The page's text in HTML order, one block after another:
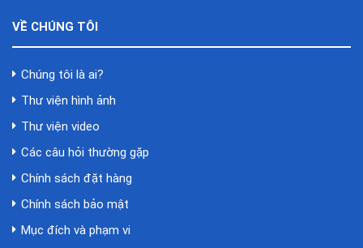
VỀ CHÚNG TÔI
Chúng tôi là ai?
Thư viện hình ảnh
Thư viện video
Các câu hỏi thường gặp
Chính sách đặt hàng
Chính sách bảo mật
Mục đích và phạm vi